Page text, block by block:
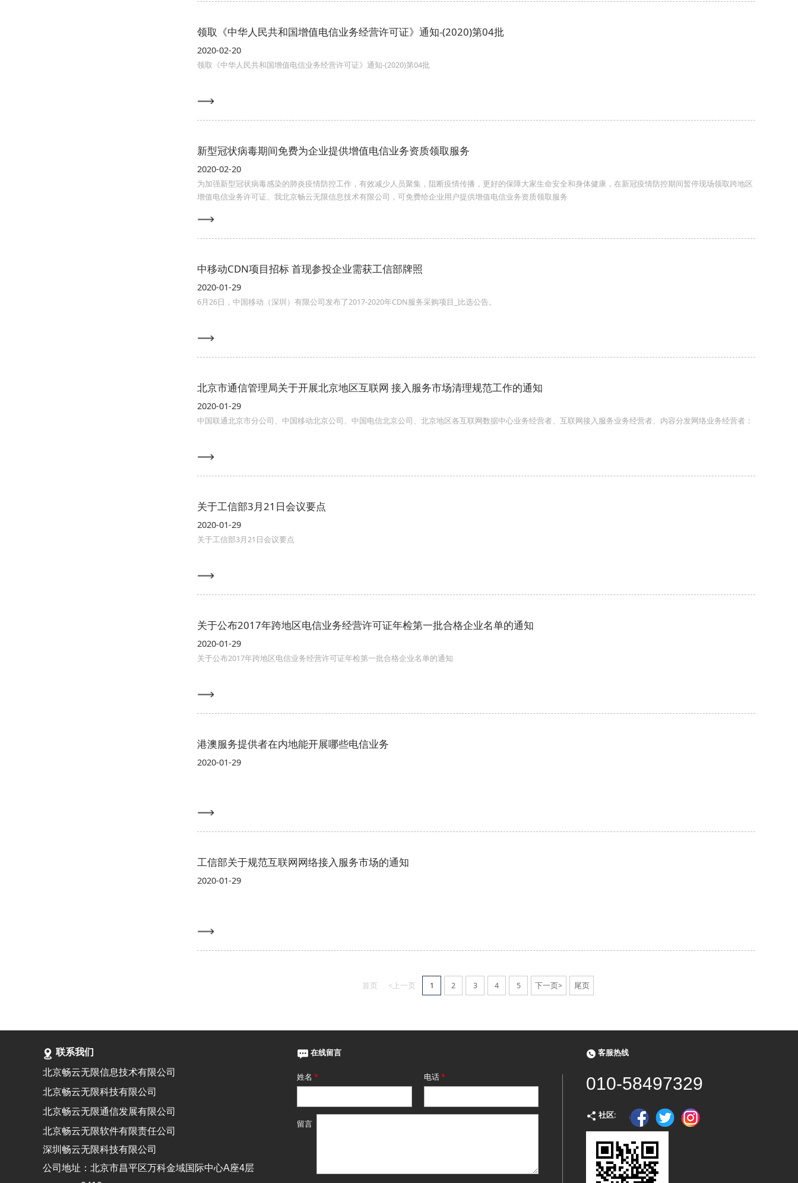
领取《中华人民共和国增值电信业务经营许可证》通知-(2020)第04批
2020-02-20
领取《中华人民共和国增值电信业务经营许可证》通知-(2020)第04批
新型冠状病毒期间免费为企业提供增值电信业务资质领取服务
2020-02-20
为加强新型冠状病毒感染的肺炎疫情防控工作，有效减少人员聚集，阻断疫情传播，更好的保障大家生命安全和身体健康，在新冠疫情防控期间暂停现场领取跨地区
增值电信业务许可证、我北京畅云无限信息技术有限公司，可免费给企业用户提供增值电信业务资质领取服务
中移动CDN项目招标 首现参投企业需获工信部牌照
2020-01-29
6月26日，中国移动（深圳）有限公司发布了2017-2020年CDN服务采购项目_比选公告。
北京市通信管理局关于开展北京地区互联网 接入服务市场清理规范工作的通知
2020-01-29
中国联通北京市分公司、中国移动北京公司、中国电信北京公司、北京地区各互联网数据中心业务经营者、互联网接入服务业务经营者、内容分发网络业务经营者：
关于工信部3月21日会议要点
2020-01-29
关于工信部3月21日会议要点
关于公布2017年跨地区电信业务经营许可证年检第一批合格企业名单的通知
2020-01-29
关于公布2017年跨地区电信业务经营许可证年检第一批合格企业名单的通知
港澳服务提供者在内地能开展哪些电信业务
2020-01-29
工信部关于规范互联网网络接入服务市场的通知
2020-01-29
首页 <上一页 1 2 3 4 5 下一页> 尾页
联系我们
北京畅云无限信息技术有限公司
北京畅云无限科技有限公司
北京畅云无限通信发展有限公司
北京畅云无限软件有限责任公司
深圳畅云无限科技有限公司
公司地址：北京市昌平区万科金域国际中心A座4层
在线留言
姓名 * 电话*
留言
客服热线
010-58497329
社区: